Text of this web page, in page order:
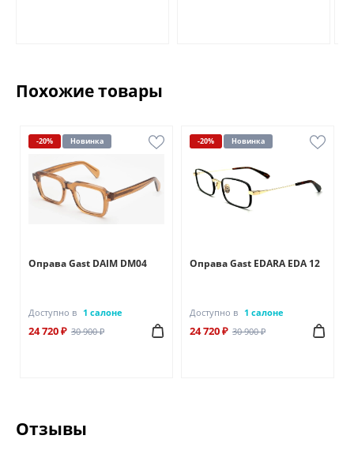
Похожие товары
-20% Новинка
Оправа Gast DAIM DM04
Доступно в 1 салоне
24 720 ₽ 30 900 ₽
-20% Новинка
Оправа Gast EDARA EDA 12
Доступно в 1 салоне
24 720 ₽ 30 900 ₽
Отзывы